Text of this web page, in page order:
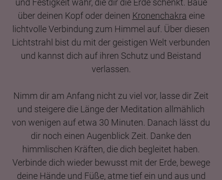
über deinen Kopf oder deinen Kronenchakra eine
lichtvolle Verbindung zum Himmel auf. Über diesen
Lichtstrahl bist du mit der geistigen Welt verbunden
und kannst dich auf ihren Schutz und Beistand
verlassen.
Nimm dir am Anfang nicht zu viel vor, lasse dir Zeit
und steigere die Länge der Meditation allmählich
von wenigen auf etwa 30 Minuten. Danach lässt du
dir noch einen Augenblick Zeit. Danke den
himmlischen Kräften, die dich begleitet haben.
Verbinde dich wieder bewusst mit der Erde, bewege
deine Hände und Füße, atme tief ein und aus und